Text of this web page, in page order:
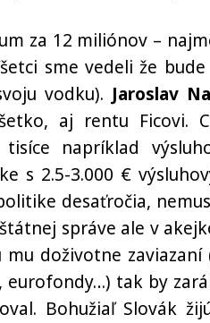
za 12 miliónov –
sme vedeli že
vodku). Jaroslav
aj rentu Ficovi.
tisíce napríklad
s 2.5-3.000 €
desaťročia,
správe ale v
doživotne zaviazaní
eurofondy…) tak by
Bohužiaľ Slovák